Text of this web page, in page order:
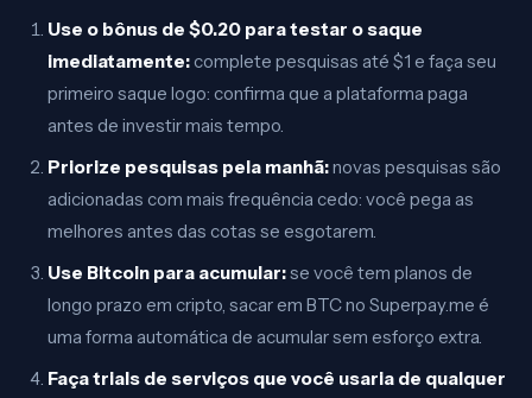
Use o bônus de $0.20 para testar o saque
imediatamente: complete pesquisas até $1 e faça seu
primeiro saque logo: confirma que a plataforma paga
antes de investir mais tempo.
Priorize pesquisas pela manhã:novas pesquisas são
adicionadas com mais frequência cedo: você pega as
melhores antes das cotas se esgotarem.
Use Bitcoin para acumular:se você tem planos de
longo prazo em cripto, sacar em BTC no Superpay.me é
uma forma automática de acumular sem esforço extra.
Faça trials de serviços que você usaria de qualquer